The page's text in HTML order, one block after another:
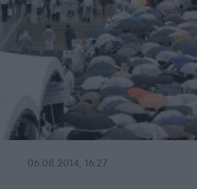
06.08.2014, 16:27